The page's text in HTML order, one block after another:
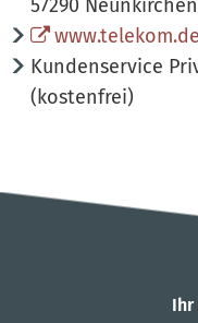
57290 Neunkirchen
Kundenservice
(kostenfrei)
Ihr